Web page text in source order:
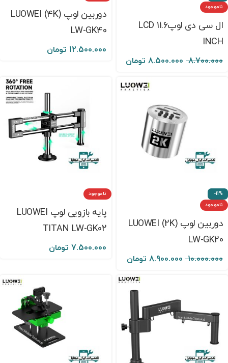
ناموجود
ال سی دی لوپLCD 11.6
INCH
8.700.000
8.500.000 تومان
دوربین لوپ (4K) LUOWEI
LW-GK40
12.500.000 تومان
-11%
ناموجود
دوربین لوپ (2K) LUOWEI
LW-GK20
10.000.000
8.900.000 تومان
ناموجود
پایه بازویی لوپ LUOWEI
TITAN LW-GK02
7.500.000 تومان